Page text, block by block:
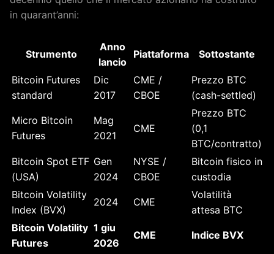
in quarant’anni:
Strumento
Anno
lancio
Piattaforma Sottostante
Bitcoin Futures
standard
Dic
2017
CME /
CBOE
Prezzo BTC
(cash-settled)
Micro Bitcoin
Futures
Mag
2021
CME
Prezzo BTC
(0,1
BTC/contratto)
Bitcoin Spot ETF
(USA)
Gen
2024
NYSE /
CBOE
Bitcoin fisico in
custodia
Bitcoin Volatility
Index (BVX)
2024 CME
Volatilità
attesa BTC
Bitcoin Volatility
Futures
1 giu
2026
CME Indice BVX